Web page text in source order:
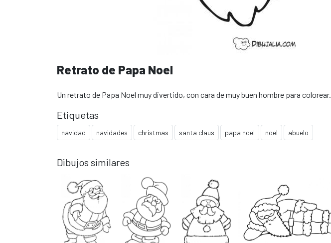
Retrato de Papa Noel
Un retrato de Papa Noel muy divertido, con cara de muy buen hombre para colorear.
Etiquetas
navidad navidades christmas santa claus papa noel noel abuelo
Dibujos similares